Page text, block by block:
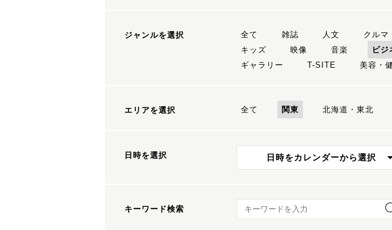
ジャンルを選択 全て 雑誌 人文 クルマ
キッズ
映像 音楽 ビジ
ギャラリー
T-SITE 美容・
エリアを選択 全て 関東 北海道・東北
日時を選択 日時をカレンダーから選択
キーワード検索 キーワード検索